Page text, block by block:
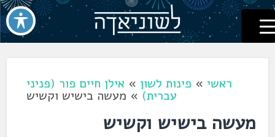
דלג
לתוכן
לשוניאדה
עברית. לשון. שפה
ראשי» פינות לשון » אילן חיים פור (פניני
עברית) » מעשה בישיש וקשיש
מעשה בישיש וקשיש